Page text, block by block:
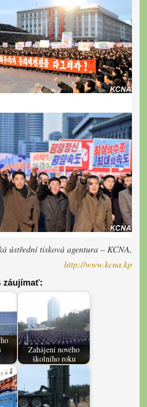
ústřední tisková agentura – KCNA,
http://www.kcna.kp
záujímať:
Zahájení nového
školního roku